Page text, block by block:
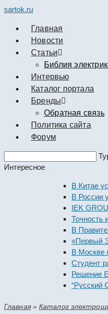
sartok.ru
Главная
Новости
Cтатьи
Библия
Интервью
Каталог портала
Бренды
Обратная связь
Политика сайта
Форум
this
Интересное
В Китае
В России
IEK GROUP
Точность и
В
«Первый
В Москве
Студент
Решение EKF
“Русский
Главная»Каталог